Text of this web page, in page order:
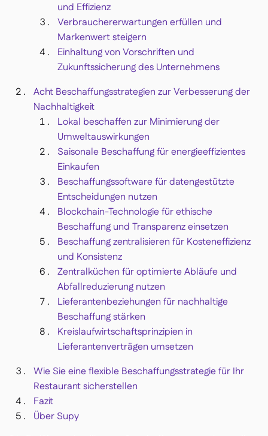
Implementierung
und Effizienz
Verbrauchererwartungen erfüllen und
Markenwert steigern
Einhaltung von Vorschriften und
Zukunftssicherung des Unternehmens
Acht Beschaffungsstrategien zur Verbesserung der
Nachhaltigkeit
Lokal beschaffen zur Minimierung der
Umweltauswirkungen
Saisonale Beschaffung für energieeffizientes
Einkaufen
Beschaffungssoftware für datengestützte
Entscheidungen nutzen
Blockchain-Technologie für ethische
Beschaffung und Transparenz einsetzen
Beschaffung zentralisieren für Kosteneffizienz
und Konsistenz
Zentralküchen für optimierte Abläufe und
Abfallreduzierung nutzen
Lieferantenbeziehungen für nachhaltige
Beschaffung stärken
Kreislaufwirtschaftsprinzipien in
Lieferantenverträgen umsetzen
Wie Sie eine flexible Beschaffungsstrategie für Ihr
Restaurant sicherstellen
Fazit
Über Supy